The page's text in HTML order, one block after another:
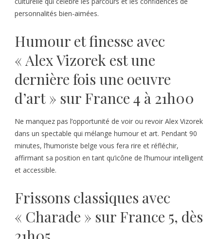
personnalités bien-aimées.
Humour et finesse avec
« Alex Vizorek est une
dernière fois une oeuvre
d’art » sur France 4 à 21h00
Ne manquez pas l’opportunité de voir ou revoir Alex Vizorek
dans un spectable qui mélange humour et art. Pendant 90
minutes, l’humoriste belge vous fera rire et réfléchir,
affirmant sa position en tant qu’icône de l’humour intelligent
et accessible.
Frissons classiques avec
« Charade » sur France 5, dès